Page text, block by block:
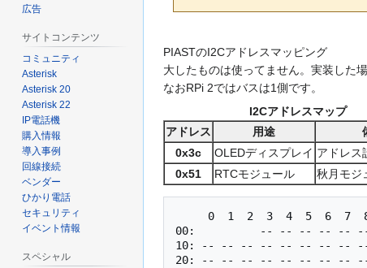
ビ
ゲ
ー
ョ
ン
動
索
に
移
PIASTのI2Cアドレスマッピング
大したものは使ってません。実装した
なおRPi 2ではバスは1側です。
I2Cアドレスマップ
アドレス
用途
0x3c
OLEDディスプレイ アドレス
0x51
RTCモジュール 秋月モジ
00:          -- -- -- -- --
10: -- -- -- -- -- -- -- --
20: -- -- -- -- -- -- -- --
広告
サイトコンテンツ
コミュニティ
Asterisk
Asterisk 20
Asterisk 22
IP電話機
購入情報
導入事例
回線接続
ベンダー
ひかり電話
セキュリティ
イベント情報
スペシャル